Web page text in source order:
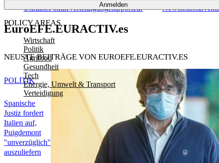
Anmelden
POLICY AREAS
Wirtschaft
Politik
Agrifood
Gesundheit
Tech
Energie, Umwelt & Transport
Verteidigung
UkrainePolitikVerteidigungRapporteur NewslettersEvents
EuroEFE.EURACTIV.es
NEUSTE BEITRÄGE VON EUROEFE.EURACTIV.ES
Spanische
Justiz fordert
Italien auf,
Puigdemont
"unverzüglich"
auszuliefern
POLITIK